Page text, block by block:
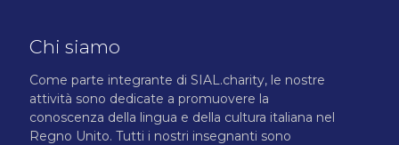
Chi siamo
Come parte integrante di SIAL.charity, le nostre
attività sono dedicate a promuovere la
conoscenza della lingua e della cultura italiana nel
Regno Unito. Tutti i nostri insegnanti sono